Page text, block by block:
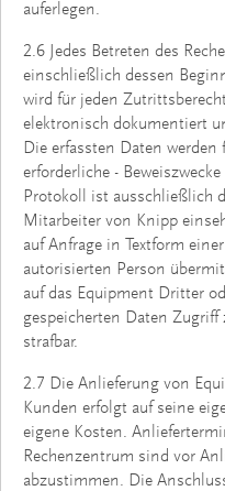
auferlegen.
2.6 Jedes Betreten des
einschließlich dessen
wird für jeden
elektronisch dokumentiert
Die erfassten Daten werden
erforderliche -
Protokoll ist ausschließlich
Mitarbeiter von Knipp
auf Anfrage in Textform
autorisierten Person
auf das Equipment Dritter
gespeicherten Daten Zugriff
strafbar.
2.7 Die Anlieferung von
Kunden erfolgt auf seine
eigene Kosten.
Rechenzentrum sind vor
abzustimmen. Die